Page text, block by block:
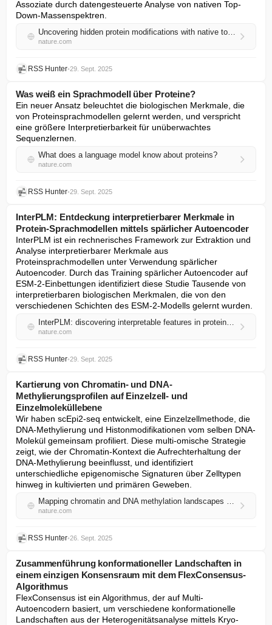
Assoziate durch datengesteuerte Analyse von nativen Top-
Down-Massenspektren.
Uncovering hidden protein modifications with native top-down mass spectrometry
nature.com
RSS Hunter•29. Sept. 2025
Was weiß ein Sprachmodell über Proteine?
Ein neuer Ansatz beleuchtet die biologischen Merkmale, die
von Proteinsprachmodellen gelernt werden, und verspricht
eine größere Interpretierbarkeit für unüberwachtes
Sequenzlernen.
What does a language model know about proteins?
nature.com
RSS Hunter•29. Sept. 2025
InterPLM: Entdeckung interpretierbarer Merkmale in
Protein-Sprachmodellen mittels spärlicher Autoencoder
InterPLM ist ein rechnerisches Framework zur Extraktion und
Analyse interpretierbarer Merkmale aus
Proteinsprachmodellen unter Verwendung spärlicher
Autoencoder. Durch das Training spärlicher Autoencoder auf
ESM-2-Einbettungen identifiziert diese Studie Tausende von
interpretierbaren biologischen Merkmalen, die von den
verschiedenen Schichten des ESM-2-Modells gelernt wurden.
InterPLM: discovering interpretable features in protein language models via sparse autoencoders
nature.com
RSS Hunter•29. Sept. 2025
Kartierung von Chromatin- und DNA-
Methylierungsprofilen auf Einzelzell- und
Einzelmoleküllebene
Wir haben scEpi2-seq entwickelt, eine Einzelzellmethode, die
DNA-Methylierung und Histonmodifikationen vom selben DNA-
Molekül gemeinsam profiliert. Diese multi-omische Strategie
zeigt, wie der Chromatin-Kontext die Aufrechterhaltung der
DNA-Methylierung beeinflusst, und identifiziert
unterschiedliche epigenomische Signaturen über Zelltypen
hinweg in kultivierten und primären Geweben.
Mapping chromatin and DNA methylation landscapes at single-cell and single-molecule resolution
nature.com
RSS Hunter•26. Sept. 2025
Zusammenführung konformationeller Landschaften in
einem einzigen Konsensraum mit dem FlexConsensus-
Algorithmus
FlexConsensus ist ein Algorithmus, der auf Multi-
Autoencodern basiert, um verschiedene konformationelle
Landschaften aus der Heterogenitätsanalyse mittels Kryo-